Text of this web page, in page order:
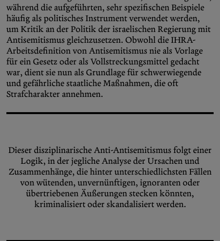
während die aufgeführten, sehr spezifischen Beispiele
häufig als politisches Instrument verwendet werden,
um Kritik an der Politik der israelischen Regierung mit
Antisemitismus gleichzusetzen. Obwohl die IHRA-
Arbeitsdefinition von Antisemitismus nie als Vorlage
für ein Gesetz oder als Vollstreckungsmittel gedacht
war, dient sie nun als Grundlage für schwerwiegende
und gefährliche staatliche Maßnahmen, die oft
Strafcharakter annehmen.
Dieser disziplinarische Anti-Antisemitismus folgt einer
Logik, in der jegliche Analyse der Ursachen und
Zusammenhänge, die hinter unterschiedlichsten Fällen
von wütenden, unvernünftigen, ignoranten oder
übertriebenen Äußerungen stecken könnten,
kriminalisiert oder skandalisiert werden.